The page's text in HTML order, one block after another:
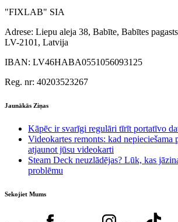
"FIXLAB" SIA
Adrese: Liepu aleja 38, Babīte, Babītes
LV-2101, Latvija
IBAN: LV46HABA0551056093125
Reg. nr: 40203523267
Jaunākās Ziņas
Kāpēc ir svarīgi regulāri tīrīt portatīvo
Videokartes remonts: kad nepieciešama
atjaunot jūsu videokarti
Steam Deck neuzlādējas? Lūk, kas
problēmu
Sekojiet Mums